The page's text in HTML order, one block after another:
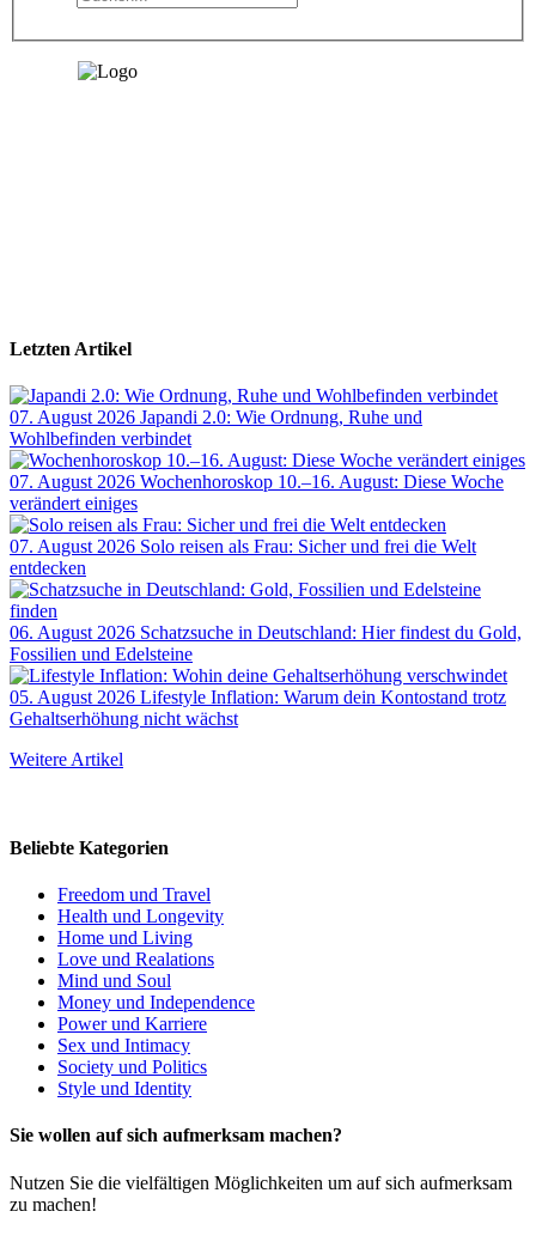
Letzten Artikel
07. August 2026 Japandi 2.0: Wie Ordnung, Ruhe und
Wohlbefinden verbindet
07. August 2026 Wochenhoroskop 10.–16. August: Diese Woche
verändert einiges
07. August 2026 Solo reisen als Frau: Sicher und frei die Welt
entdecken
06. August 2026 Schatzsuche in Deutschland: Hier findest du Gold,
Fossilien und Edelsteine
05. August 2026 Lifestyle Inflation: Warum dein Kontostand trotz
Gehaltserhöhung nicht wächst
Weitere Artikel
Beliebte Kategorien
Freedom und Travel
Health und Longevity
Home und Living
Love und Realations
Mind und Soul
Money und Independence
Power und Karriere
Sex und Intimacy
Society und Politics
Style und Identity
Sie wollen auf sich aufmerksam machen?
Nutzen Sie die vielfältigen Möglichkeiten um auf sich aufmerksam
zu machen!